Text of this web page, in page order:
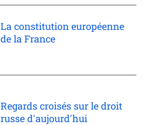
La constitution européenne
de la France
Regards croisés sur le droit
russe d'aujourd'hui